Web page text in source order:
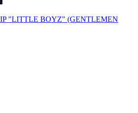
"LITTLE BOYZ" (GENTLEMEN